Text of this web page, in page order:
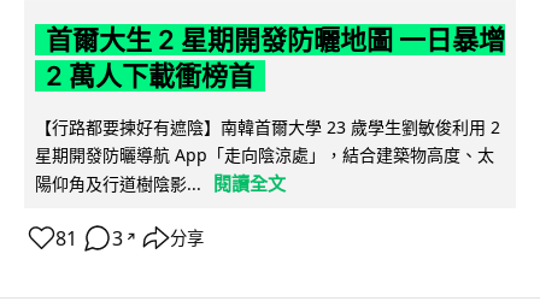
首爾大生 2 星期開發防曬地圖 一日暴增
2 萬人下載衝榜首
【行路都要揀好有遮陰】南韓首爾大學 23 歲學生劉敏俊利用 2
星期開發防曬導航 App「走向陰涼處」，結合建築物高度、太
陽仰角及行道樹陰影...
閱讀全文
81 3 ↗ 分享